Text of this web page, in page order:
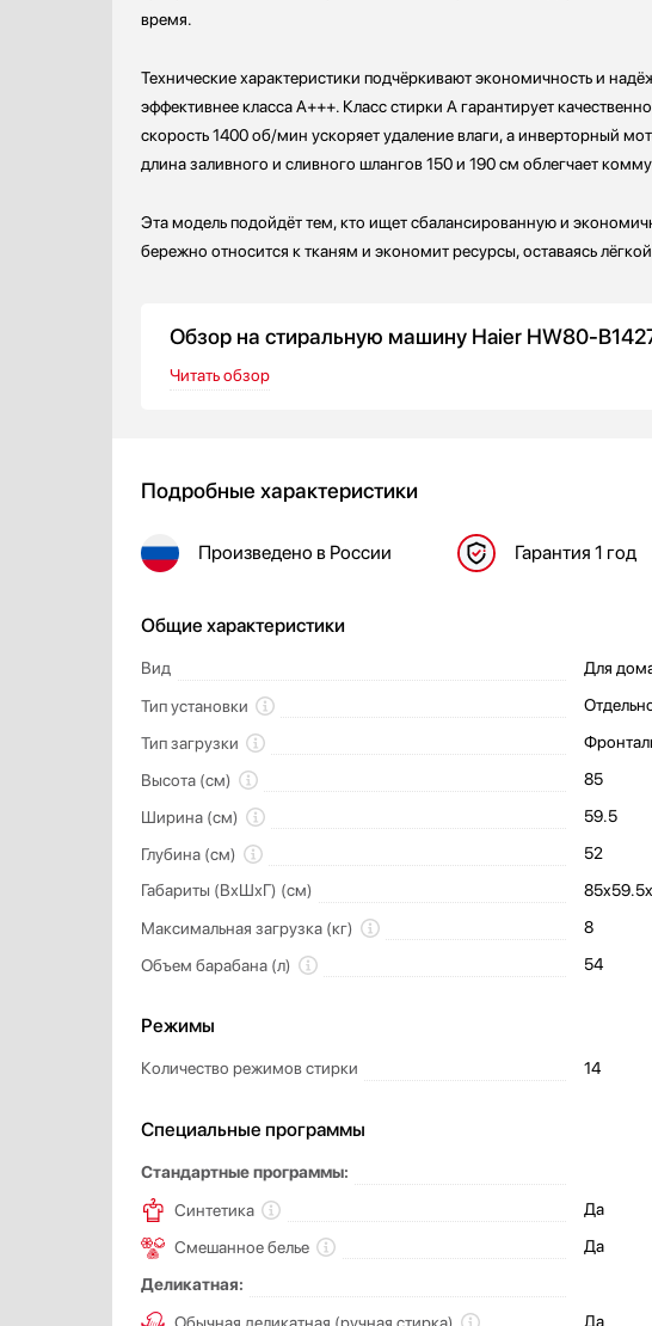
Увлажнители воздуха
Утюги
Фены
Холодильники
Хьюмидоры
Чайники
время.
Технические характеристики подчёркивают экономичность и
эффективнее класса A+++. Класс стирки A гарантирует
скорость 1400 об/мин ускоряет удаление влаги, а инверторный
длина заливного и сливного шлангов 150 и 190 см облегчает
Эта модель подойдёт тем, кто ищет сбалансированную и
бережно относится к тканям и экономит ресурсы, оставаясь
Обзор на стиральную машину Haier HW80-
Читать обзор
Подробные характеристики
Произведено в России Гарантия 1 год
Общие характеристики
Вид
Для
Тип установки
Тип загрузки
Высота (см)
85
Ширина (см)
59.5
Глубина (см)
52
Габариты (ВхШхГ) (см)
Максимальная загрузка (кг)
8
Объем барабана (л)
54
Режимы
Количество режимов стирки 14
Специальные программы
Стандартные программы:
Синтетика
Да
Смешанное белье
Да
Деликатная:
Да